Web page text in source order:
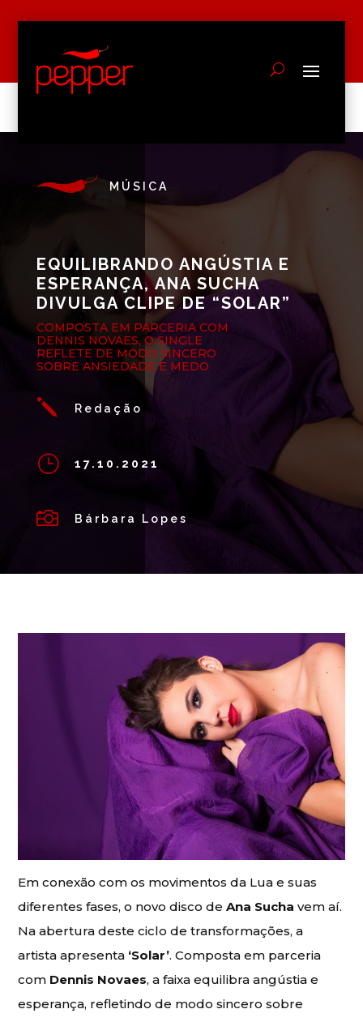
MÚSICA
EQUILIBRANDO ANGÚSTIA E
ESPERANÇA, ANA SUCHA
DIVULGA CLIPE DE “SOLAR”
COMPOSTA EM PARCERIA COM
DENNIS NOVAES, O SINGLE
REFLETE DE MODO SINCERO
SOBRE ANSIEDADE E MEDO
j Redação
} 17.10.2021
 Bárbara Lopes
Em conexão com os movimentos da Lua e suas
diferentes fases, o novo disco deAna Sucha vem aí.
Na abertura deste ciclo de transformações, a
artista apresenta ‘Solar’. Composta em parceria
com Dennis Novaes, a faixa equilibra angústia e
esperança, refletindo de modo sincero sobre